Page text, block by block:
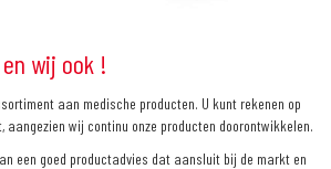
wij ook !
aan medische producten. U kunt rekenen op
aangezien wij continu onze producten doorontwikkelen.
een goed productadvies dat aansluit bij de markt en